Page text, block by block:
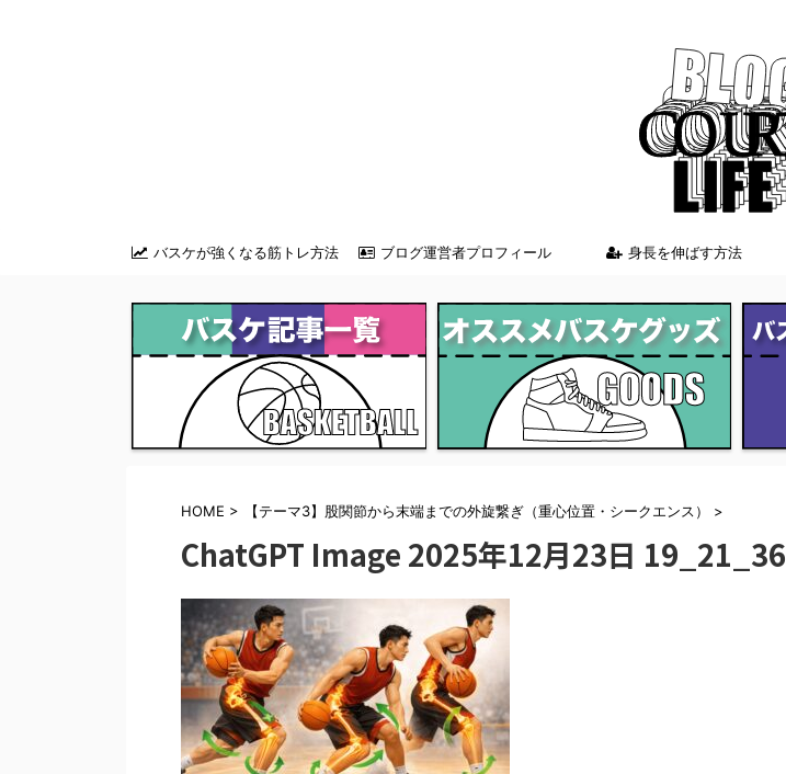
バスケが強くなる筋トレ方法 ブログ運営者プロフィール 身長を伸ばす方法
HOME > 【テーマ3】股関節から末端までの外旋繋ぎ（重心位置・シークエンス） >
ChatGPT Image 2025年12月23日 19_21_36